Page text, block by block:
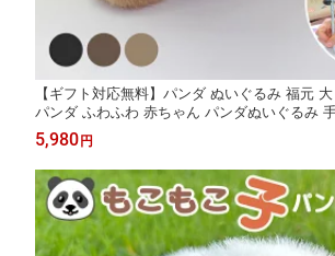
【ギフト対応無料】パンダ ぬいぐるみ 福元
パンダ ふわふわ 赤ちゃん パンダぬいぐるみ
るみ panda どうぶつ 1歳誕生日 リアル 本物そ
可愛い おもちゃ 出産祝い プレゼント 添い寝
ズ】32cm
5,980 円